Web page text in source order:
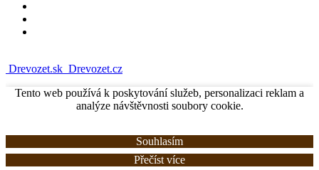
Drevozet.sk Drevozet.cz
Tento web používá k poskytování služeb, personalizaci reklam a
analýze návštěvnosti soubory cookie.
Souhlasím
Přečíst více